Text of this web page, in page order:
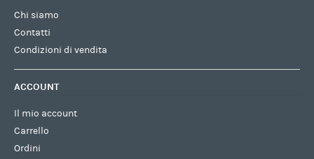
Chi siamo
Contatti
Condizioni di vendita
ACCOUNT
Il mio account
Carrello
Ordini